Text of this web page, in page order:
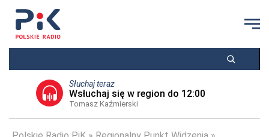
Słuchaj teraz
Wsłuchaj się w region do 12:00
Tomasz Kaźmierski